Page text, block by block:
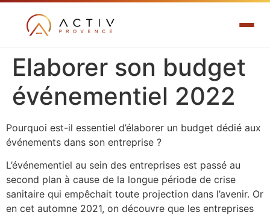
Elaborer son budget
événementiel 2022
Pourquoi est-il essentiel d’élaborer un budget dédié aux
événements dans son entreprise ?
L’événementiel au sein des entreprises est passé au
second plan à cause de la longue période de crise
sanitaire qui empêchait toute projection dans l’avenir. Or
en cet automne 2021, on découvre que les entreprises